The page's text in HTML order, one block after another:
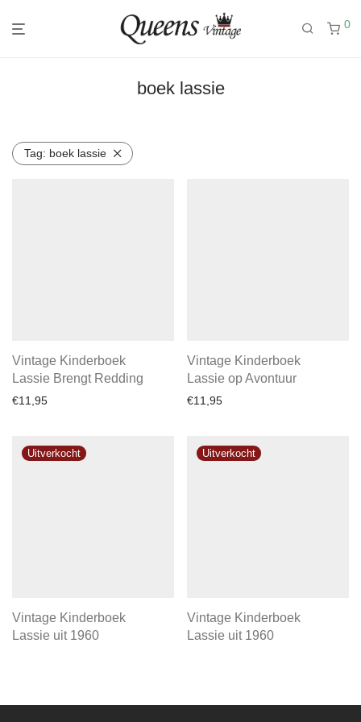
0
boek lassie
Tag: boek lassie
Vintage Kinderboek
Lassie Brengt Redding
€11,95
Vintage Kinderboek
Lassie op Avontuur
€11,95
Vintage Kinderboek
Lassie uit 1960
Vintage Kinderboek
Lassie uit 1960